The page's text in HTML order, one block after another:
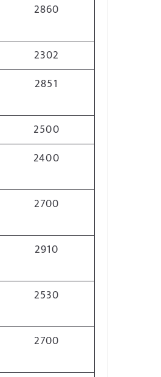
2860
2302
2851
2500
2400
2700
2910
2530
2700